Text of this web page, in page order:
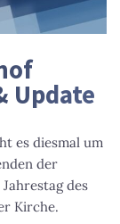
Update
es diesmal um
der
des
Kirche.